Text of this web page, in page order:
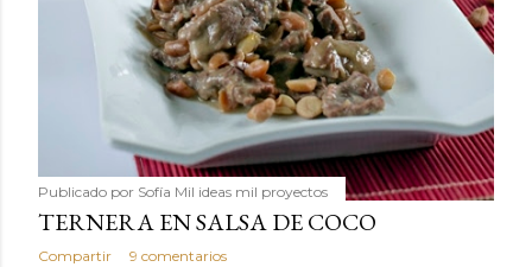
Publicado por Sofía Mil ideas mil proyectos
TERNERA EN SALSA DE COCO
Compartir 9 comentarios